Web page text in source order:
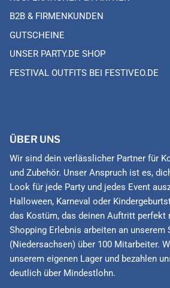
B2B & FIRMENKUNDEN
GUTSCHEINE
UNSER PARTY.DE SHOP
FESTIVAL OUTFITS BEI FESTIVEO.DE
ÜBER UNS
Wir sind dein verlässlicher Partner für
und Zubehör. Unser Anspruch ist es,
Look für jede Party und jedes Event
Halloween, Karneval oder
das Kostüm, das deinen Auftritt perfekt
Shopping Erlebnis arbeiten an unserem
(Niedersachsen) über 100 Mitarbeiter.
unserem eigenen Lager und bezahlen
deutlich über Mindestlohn.